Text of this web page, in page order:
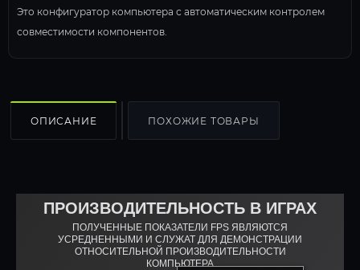
Это конфигуратор компьютера с автоматическим контролем
совместимости компонентов.
ОПИСАНИЕ ПОХОЖИЕ ТОВАРЫ
ПРОИЗВОДИТЕЛЬНОСТЬ В ИГРАХ
ПОЛУЧЕННЫЕ ПОКАЗАТЕЛИ FPS ЯВЛЯЮТСЯ
УСРЕДНЕННЫМИ И СЛУЖАТ ДЛЯ ДЕМОНСТРАЦИИ
ОТНОСИТЕЛЬНОЙ ПРОИЗВОДИТЕЛЬНОСТИ
КОМПЬЮТЕРА